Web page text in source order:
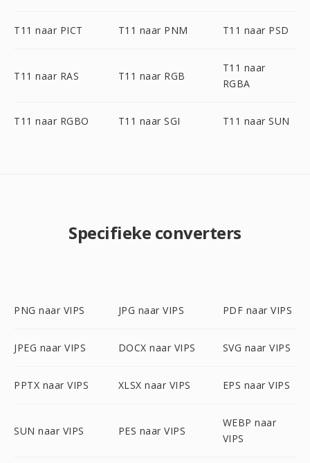
T11 naar PICT T11 naar PNM T11 naar PSD
T11 naar RAS T11 naar RGB
T11 naar
RGBA
T11 naar RGBO T11 naar SGI T11 naar SUN
Specifieke converters
PNG naar VIPS JPG naar VIPS PDF naar VIPS
JPEG naar VIPS DOCX naar VIPS SVG naar VIPS
PPTX naar VIPS XLSX naar VIPS EPS naar VIPS
SUN naar VIPS PES naar VIPS
WEBP naar
VIPS